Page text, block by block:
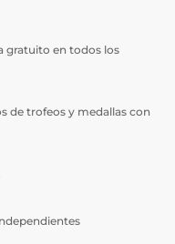
gratuito en todos los
de trofeos y medallas con